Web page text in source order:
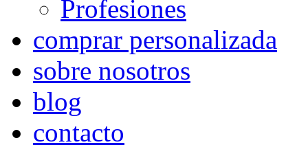
Profesiones
comprar personalizada
sobre nosotros
blog
contacto